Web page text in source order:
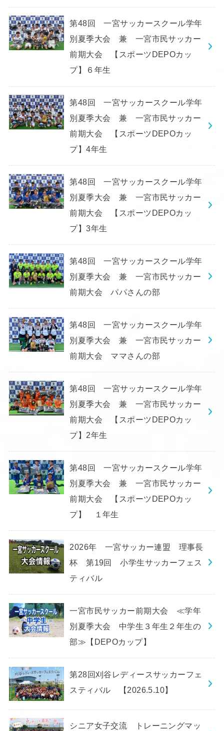
第48回 一宮サッカースクール学年
別夏季大会 兼 一宮市民サッカー
前期大会 【スポーツDEPOカッ
プ】６年生
第48回 一宮サッカースクール学年
別夏季大会 兼 一宮市民サッカー
前期大会 【スポーツDEPOカッ
プ】4年生
第48回 一宮サッカースクール学年
別夏季大会 兼 一宮市民サッカー
前期大会 【スポーツDEPOカッ
プ】3年生
第48回 一宮サッカースクール学年
別夏季大会 兼 一宮市民サッカー
前期大会 パパさんの部
第48回 一宮サッカースクール学年
別夏季大会 兼 一宮市民サッカー
前期大会 ママさんの部
第48回 一宮サッカースクール学年
別夏季大会 兼 一宮市民サッカー
前期大会 【スポーツDEPOカッ
プ】2年生
第48回 一宮サッカースクール学年
別夏季大会 兼 一宮市民サッカー
前期大会 【スポーツDEPOカッ
プ】 １年生
2026年 一宮サッカー連盟 理事長
杯 第19回 小学生サッカーフェス
ティバル
一宮市民サッカー前期大会 ≪学年
別夏季大会 中学生３年生２年生の
部≫【DEPOカップ】
第28回刈谷レディースサッカーフェ
スティバル 【2026.5.10】
シニア女子交流 トレーニングマッ